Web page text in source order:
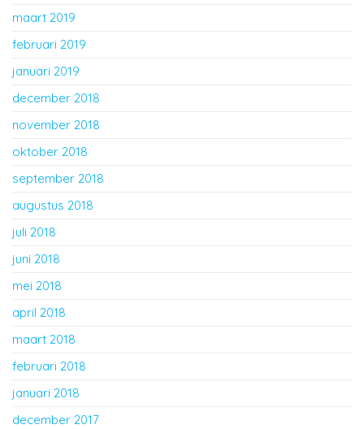
maart 2019
februari 2019
januari 2019
december 2018
november 2018
oktober 2018
september 2018
augustus 2018
juli 2018
juni 2018
mei 2018
april 2018
maart 2018
februari 2018
januari 2018
december 2017